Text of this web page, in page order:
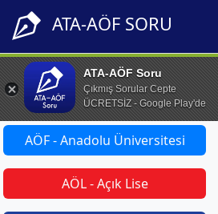
ATA-AÖF SORU
ATA-AÖF Soru
Çıkmış Sorular Cepte
ÜCRETSİZ - Google Play'de
AÖF - Anadolu Üniversitesi
AÖL - Açık Lise